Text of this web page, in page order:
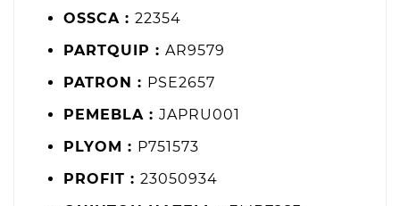
OSSCA : 22354
PARTQUIP : AR9579
PATRON : PSE2657
PEMEBLA : JAPRU001
PLYOM : P751573
PROFIT : 23050934